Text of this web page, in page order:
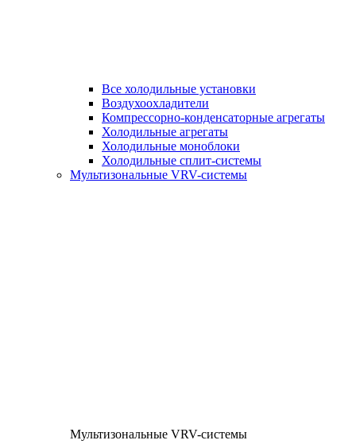
Все холодильные установки
Воздухоохладители
Компрессорно-конденсаторные агрегаты
Холодильные агрегаты
Холодильные моноблоки
Холодильные сплит-системы
Мультизональные VRV-системы
Мультизональные VRV-системы